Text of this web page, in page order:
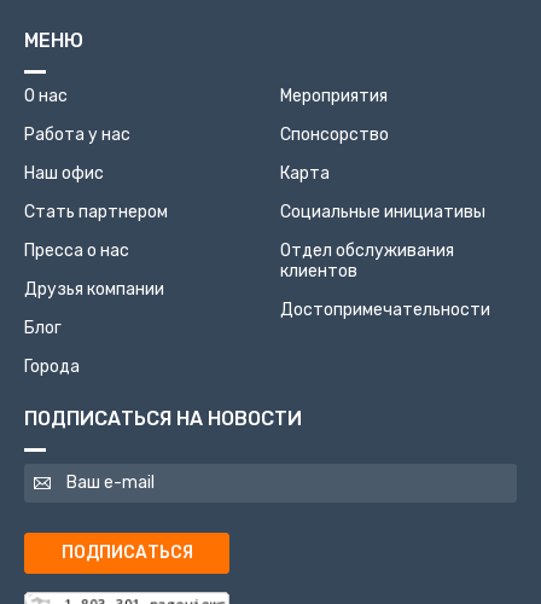
МЕНЮ
О нас
Работа у нас
Наш офис
Стать партнером
Пресса о нас
Друзья компании
Блог
Города
Мероприятия
Спонсорство
Карта
Социальные инициативы
Отдел обслуживания
клиентов
Достопримечательности
ПОДПИСАТЬСЯ НА НОВОСТИ
ПОДПИСАТЬСЯ